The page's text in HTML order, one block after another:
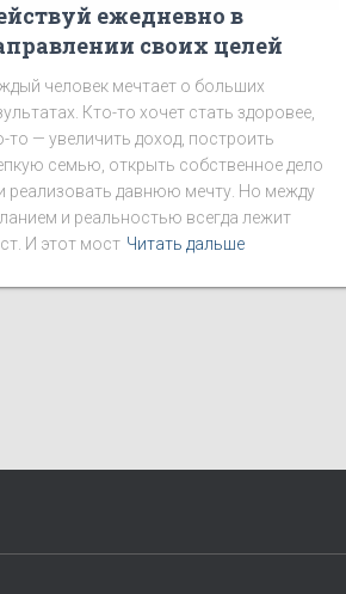
ежедневно в
своих целей
человек мечтает о больших
Кто-то хочет стать здоровее,
то — увеличить доход, построить
семью, открыть собственное дело
реализовать давнюю мечту. Но между
и реальностью всегда лежит
И этот мост Читать дальше